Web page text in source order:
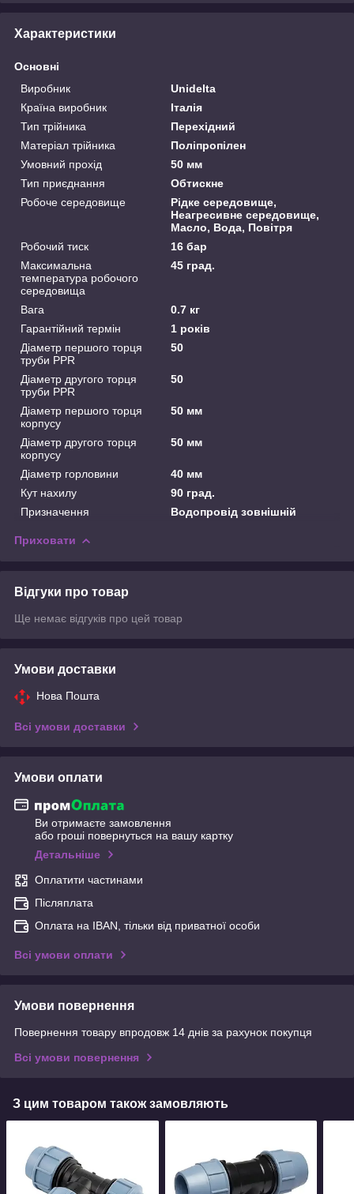
Характеристики
Основні
Виробник
Unidelta
Країна виробник
Італія
Тип трійника
Перехідний
Матеріал трійника
Поліпропілен
Умовний прохід
50 мм
Тип приєднання
Обтискне
Робоче середовище
Рідке середовище,
Неагресивне середовище,
Масло, Вода, Повітря
Робочий тиск
16 бар
Максимальна
температура робочого
середовища
45 град.
Вага
0.7 кг
Гарантійний термін
1 років
Діаметр першого торця
труби PPR
50
Діаметр другого торця
труби PPR
50
Діаметр першого торця
корпусу
50 мм
Діаметр другого торця
корпусу
50 мм
Діаметр горловини
40 мм
Кут нахилу
90 град.
Призначення
Водопровід зовнішній
Приховати
Відгуки про товар
Ще немає відгуків про цей товар
Умови доставки
Нова Пошта
Всі умови доставки
Умови оплати
Ви отримаєте замовлення
або гроші повернуться на вашу картку
Детальніше
Оплатити частинами
Післяплата
Оплата на IBAN, тільки від приватної особи
Всі умови оплати
Умови повернення
Повернення товару впродовж 14 днів за рахунок покупця
Всі умови повернення
З цим товаром також замовляють